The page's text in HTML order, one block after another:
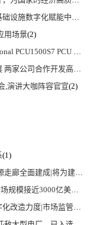
设施数字化赋能中心
用场景(2)
PCU 1500 S7 V4.5.0
串式逆变器方案 以实现可持续的未来
,演讲大咖阵容官宣(2)
(1)
能源安全、实现“双碳”目标提供有力支撑
慧城市、智慧电网等将占60%以上
于促进企业计量能力提升的指导意见